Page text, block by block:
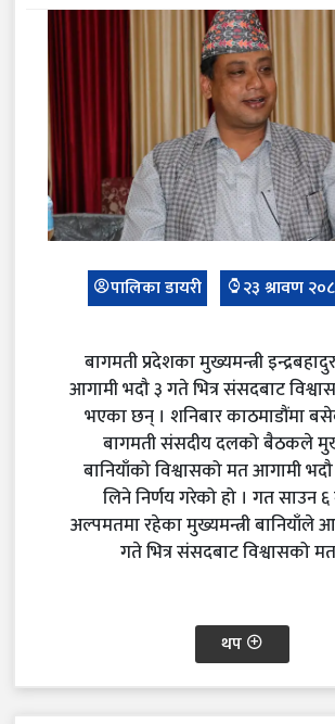
पालिका डायरी २३ श्रावण
बागमती प्रदेशका मुख्यमन्त्री
आगामी भदौ ३ गते भित्र संसदबाट
भएका छन् । शनिबार काठमाडौंमा
बागमती संसदीय दलको बैठकले
बानियाँको विश्वासको मत आगामी भदौ
लिने निर्णय गरेको हो । गत साउन
अल्पमतमा रहेका मुख्यमन्त्री बानियाँले
गते भित्र संसदबाट विश्वासको
थप